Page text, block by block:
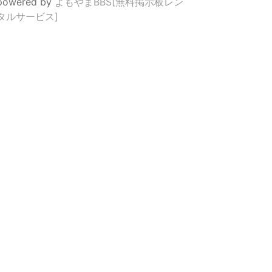
ルサービス]